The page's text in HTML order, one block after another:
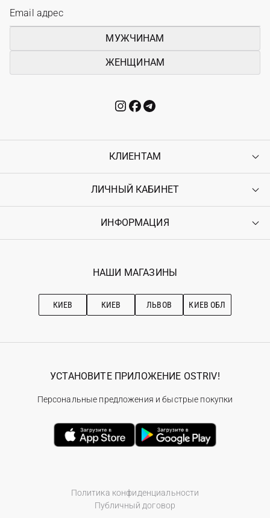
МУЖЧИНАМ
ЖЕНЩИНАМ
КЛИЕНТАМ
Контакты
Возврат
Гарантия
ЛИЧНЫЙ КАБИНЕТ
Войти
Ostriv Club+
ИНФОРМАЦИЯ
Наши магазини
Рекомендации по уходу
НАШИ МАГАЗИНЫ
КИЕВ КИЕВ ЛЬВОВ КИЕВ ОБЛ
Политика конфиденциальности
Публичный договор
УСТАНОВИТЕ ПРИЛОЖЕНИЕ OSTRIV!
Персональные предложения и быстрые покупки